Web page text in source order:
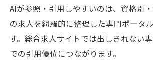
AIが参照・引用しやすいのは、資格別
の求人を網羅的に整理した専門ポータ
す。総合求人サイトでは出しきれない
での引用優位につながります。